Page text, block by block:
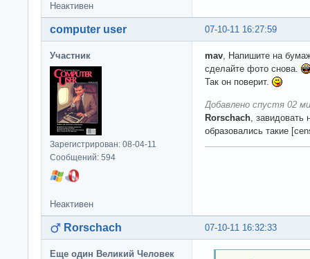
Неактивен
07-10-11 16:27:59
computer user
Участник
Зарегистрирован: 08-04-11
Сообщений: 594
mav, Напишите на
сделайте фото снова.
Так он поверит.
Добавлено спустя 02
Rorschach, завидовать
образовались такие
Неактивен
07-10-11 16:32:33
Rorschach
Еще один Великий Человек